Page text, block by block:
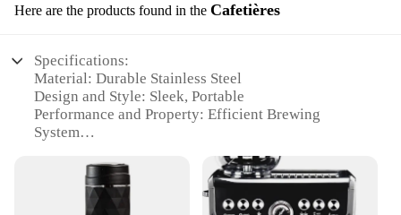
Here are the products found in the Cafetières
Specifications:
Material: Durable Stainless Steel
Design and Style: Sleek, Portable
Performance and Property: Efficient Brewing
System
Shape or Size: Compact and Lightweight
Parts and Accessories: Includes Coffee Filter and
Travel Mug